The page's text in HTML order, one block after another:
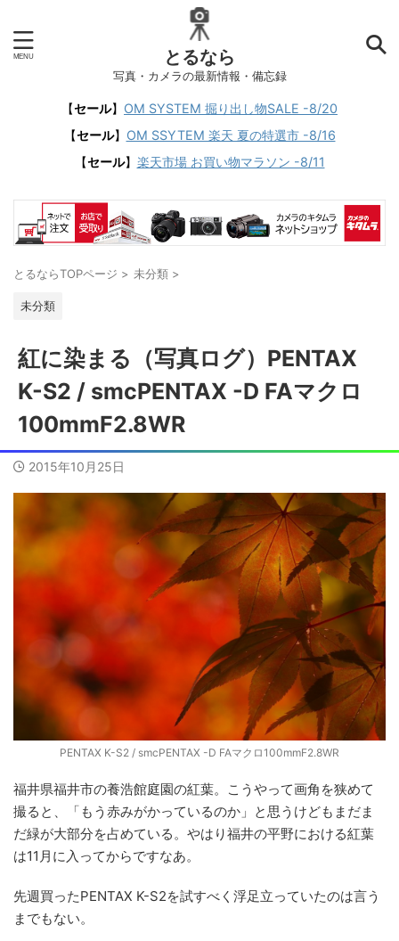
とるなら
写真・カメラの最新情報・備忘録
【セール】 OM SYSTEM 掘り出し物SALE -8/20
【セール】 OM SSYTEM 楽天 夏の特選市 -8/16
【セール】 楽天市場 お買い物マラソン -8/11
とるならTOPページ > 未分類 >
未分類
紅に染まる（写真ログ）PENTAX
K-S2 / smcPENTAX -D FAマクロ
100mmF2.8WR
2015年10月25日
PENTAX K-S2 / smcPENTAX -D FAマクロ100mmF2.8WR
福井県福井市の養浩館庭園の紅葉。こうやって画角を狭めて
撮ると、「もう赤みがかっているのか」と思うけどもまだま
だ緑が大部分を占めている。やはり福井の平野における紅葉
は11月に入ってからですなあ。
先週買ったPENTAX K-S2を試すべく浮足立っていたのは言う
までもない。